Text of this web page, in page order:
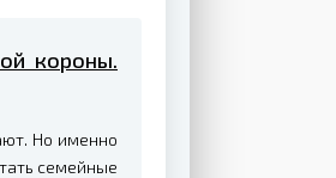
короны.
Но именно
семейные